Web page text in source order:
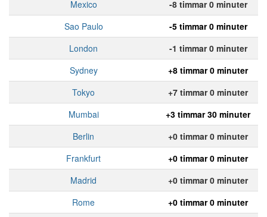
Mexico
-8 timmar 0 minuter
Sao Paulo
-5 timmar 0 minuter
London
-1 timmar 0 minuter
Sydney
+8 timmar 0 minuter
Tokyo
+7 timmar 0 minuter
Mumbai
+3 timmar 30 minuter
Berlin
+0 timmar 0 minuter
Frankfurt
+0 timmar 0 minuter
Madrid
+0 timmar 0 minuter
Rome
+0 timmar 0 minuter